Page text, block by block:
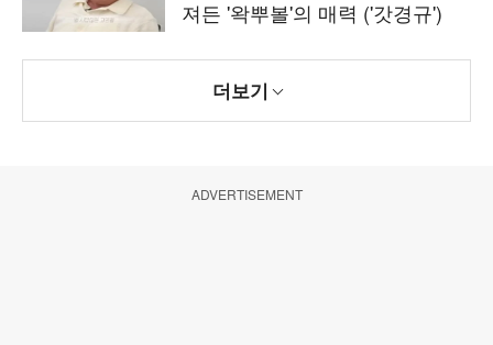
져든 '왁뿌볼'의 매력 ('갓경규')
더보기
ADVERTISEMENT